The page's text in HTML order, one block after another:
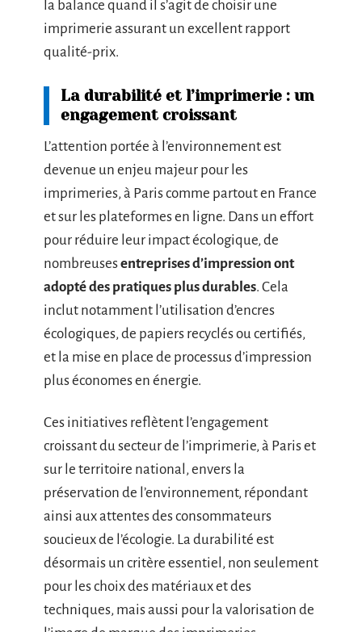
la balance quand il s’agit de choisir une
imprimerie assurant un excellent rapport
qualité-prix.
La durabilité et l’imprimerie : un
engagement croissant
L’attention portée à l’environnement est
devenue un enjeu majeur pour les
imprimeries, à Paris comme partout en France
et sur les plateformes en ligne. Dans un effort
pour réduire leur impact écologique, de
nombreusesentreprises d’impression ont
adopté des pratiques plus durables. Cela
inclut notamment l’utilisation d’encres
écologiques, de papiers recyclés ou certifiés,
et la mise en place de processus d’impression
plus économes en énergie.
Ces initiatives reflètent l’engagement
croissant du secteur de l’imprimerie, à Paris et
sur le territoire national, envers la
préservation de l’environnement, répondant
ainsi aux attentes des consommateurs
soucieux de l’écologie. La durabilité est
désormais un critère essentiel, non seulement
pour les choix des matériaux et des
techniques, mais aussi pour la valorisation de